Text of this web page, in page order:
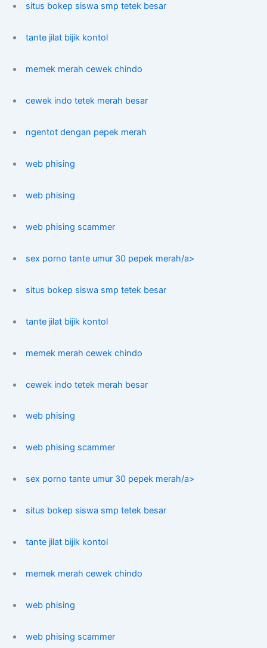
situs bokep siswa smp tetek besar
tante jilat bijik kontol
memek merah cewek chindo
cewek indo tetek merah besar
ngentot dengan pepek merah
web phising
web phising
web phising scammer
sex porno tante umur 30 pepek merah/a>
situs bokep siswa smp tetek besar
tante jilat bijik kontol
memek merah cewek chindo
cewek indo tetek merah besar
web phising
web phising scammer
sex porno tante umur 30 pepek merah/a>
situs bokep siswa smp tetek besar
tante jilat bijik kontol
memek merah cewek chindo
web phising
web phising scammer